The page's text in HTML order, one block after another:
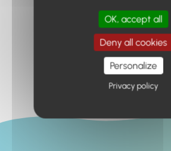
Retour à l'accueil
OK, accept all
Deny all cookies
Personalize
Privacy policy